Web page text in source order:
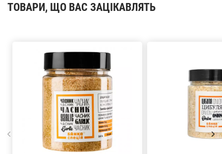
ТОВАРИ, ЩО ВАС ЗАЦІКАВЛЯТЬ